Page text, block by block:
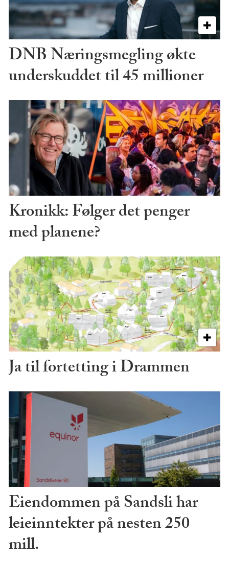
DNB Næringsmegling økte
underskuddet til 45 millioner
Kronikk: Følger det penger
med planene?
Ja til fortetting i Drammen
Eiendommen på Sandsli har
leieinntekter på nesten 250
mill.